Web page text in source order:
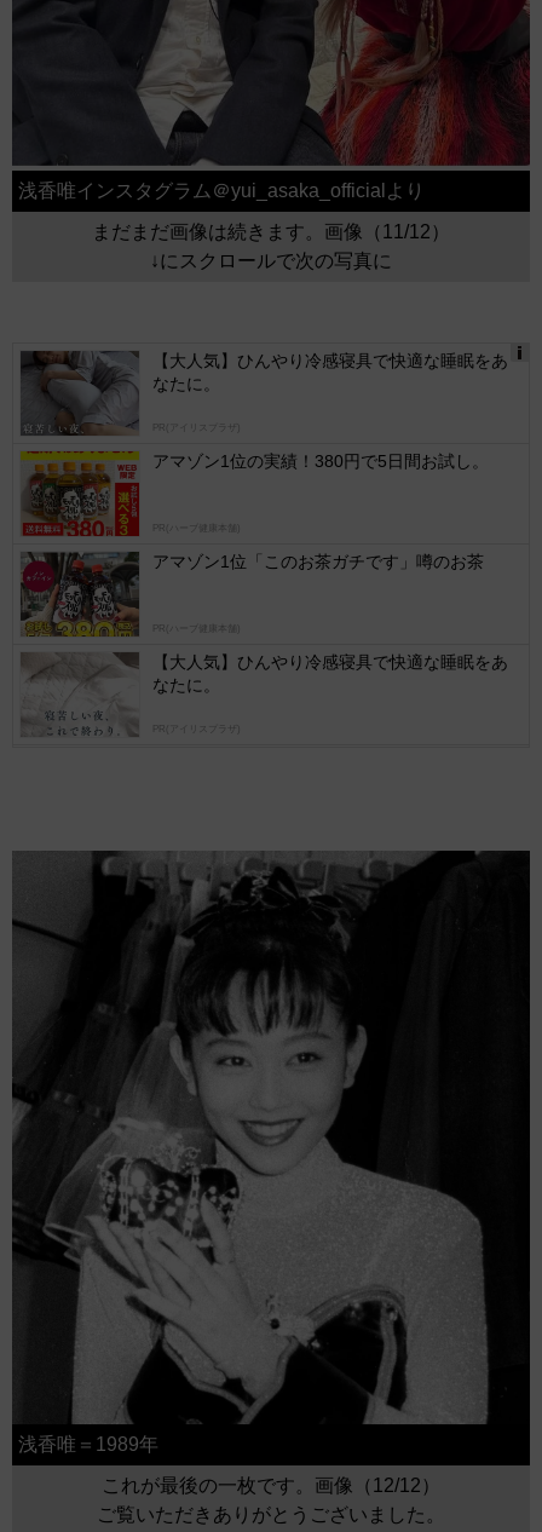
浅香唯インスタグラム＠yui_asaka_officialより
まだまだ画像は続きます。画像（11/12）
↓にスクロールで次の写真に
【大人気】ひんやり冷感寝具で快適な睡眠をあ
なたに。
PR(アイリスプラザ)
アマゾン1位の実績！380円で5日間お試し。
PR(ハーブ健康本舗)
アマゾン1位「このお茶ガチです」噂のお茶
PR(ハーブ健康本舗)
【大人気】ひんやり冷感寝具で快適な睡眠をあ
なたに。
PR(アイリスプラザ)
浅香唯＝1989年
これが最後の一枚です。画像（12/12）
ご覧いただきありがとうございました。